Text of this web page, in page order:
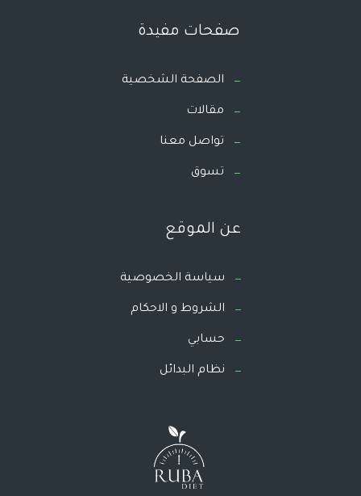
صفحات مفيدة
الصفحة الشخصية
مقالات
تواصل معنا
تسوق
عن الموقع
سياسة الخصوصية
الشروط و الاحكام
حسابي
نظام البدائل